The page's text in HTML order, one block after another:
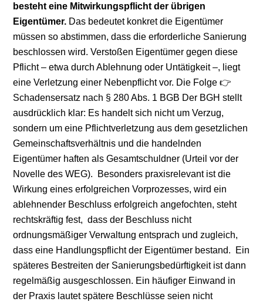
besteht eine Mitwirkungspflicht der übrigen
Eigentümer. Das bedeutet konkret die Eigentümer
müssen so abstimmen, dass die erforderliche Sanierung
beschlossen wird. Verstoßen Eigentümer gegen diese
Pflicht – etwa durch Ablehnung oder Untätigkeit –, liegt
eine Verletzung einer Nebenpflicht vor. Die Folge 👉
Schadensersatz nach § 280 Abs. 1 BGB Der BGH stellt
ausdrücklich klar: Es handelt sich nicht um Verzug,
sondern um eine Pflichtverletzung aus dem gesetzlichen
Gemeinschaftsverhältnis und die handelnden
Eigentümer haften als Gesamtschuldner (Urteil vor der
Novelle des WEG). Besonders praxisrelevant ist die
Wirkung eines erfolgreichen Vorprozesses, wird ein
ablehnender Beschluss erfolgreich angefochten, steht
rechtskräftig fest, dass der Beschluss nicht
ordnungsmäßiger Verwaltung entsprach und zugleich,
dass eine Handlungspflicht der Eigentümer bestand. Ein
späteres Bestreiten der Sanierungsbedürftigkeit ist dann
regelmäßig ausgeschlossen. Ein häufiger Einwand in
der Praxis lautet spätere Beschlüsse seien nicht